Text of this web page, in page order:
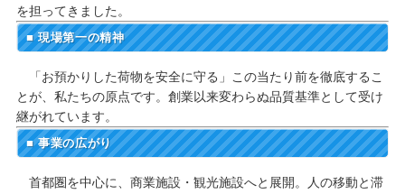
を担ってきました。
■ 現場第一の精神
「お預かりした荷物を安全に守る」この当たり前を徹底するこ
とが、私たちの原点です。創業以来変わらぬ品質基準として受け
継がれています。
■ 事業の広がり
首都圏を中心に、商業施設・観光施設へと展開。人の移動と滞